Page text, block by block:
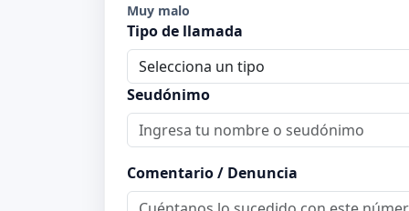
Muy malo
Tipo de llamada
Seudónimo
Comentario / Denuncia